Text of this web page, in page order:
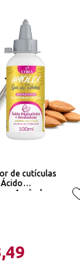
de cutículas
+ Amêndoas